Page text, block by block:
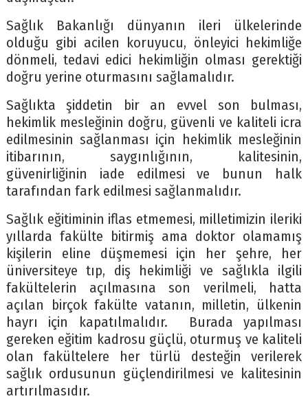
Sağlık Bakanlığı dünyanın ileri ülkelerinde
olduğu gibi acilen koruyucu, önleyici hekimliğe
dönmeli, tedavi edici hekimliğin olması gerektiği
doğru yerine oturmasını sağlamalıdır.
Sağlıkta şiddetin bir an evvel son bulması,
hekimlik mesleğinin doğru, güvenli ve kaliteli icra
edilmesinin sağlanması için hekimlik mesleğinin
itibarının, saygınlığının, kalitesinin,
güvenirliğinin iade edilmesi ve bunun halk
tarafından fark edilmesi sağlanmalıdır.
Sağlık eğitiminin iflas etmemesi, milletimizin ileriki
yıllarda fakülte bitirmiş ama doktor olamamış
kişilerin eline düşmemesi için her şehre, her
üniversiteye tıp, diş hekimliği ve sağlıkla ilgili
fakültelerin açılmasına son verilmeli, hatta
açılan birçok fakülte vatanın, milletin, ülkenin
hayrı için kapatılmalıdır. Burada yapılması
gereken eğitim kadrosu güçlü, oturmuş ve kaliteli
olan fakültelere her türlü desteğin verilerek
sağlık ordusunun güçlendirilmesi ve kalitesinin
artırılmasıdır.